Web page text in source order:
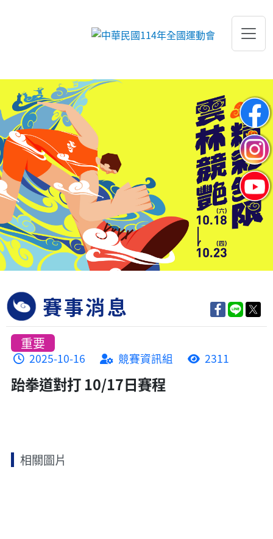
跳到主要內容
賽事消息
重要
2025-10-16 競賽資訊組 2311
跆拳道對打 10/17日賽程
相關圖片